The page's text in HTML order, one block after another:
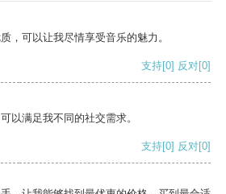
，可以让我尽情享受音乐的魅力。
支持[0] 反对[0]
以满足我不同的社交需求。
支持[0] 反对[0]